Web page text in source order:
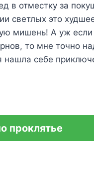
в отместку за
светлых это
мишень! А уж если
то мне точно
нашла себе
проклятье